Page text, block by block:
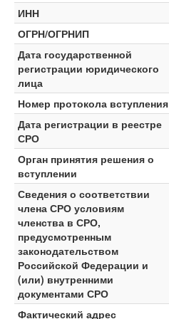
ИНН
ОГРН/ОГРНИП
Дата государственной
регистрации юридического
лица
Номер протокола вступления
Дата регистрации в реестре
СРО
Орган принятия решения о
вступлении
Сведения о соответствии
члена СРО условиям
членства в СРО,
предусмотренным
законодательством
Российской Федерации и
(или) внутренними
документами СРО
Фактический адрес